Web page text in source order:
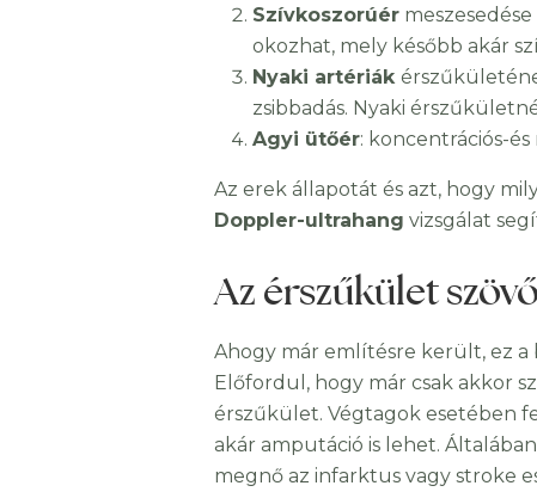
Szívkoszorúér
okozhat, mely később akár
Nyaki artériák
zsibbadás. Nyaki
Agyi ütőér: koncentrációs-
Az erek állapotát és azt, hogy
Doppler-ultrahang vizsgálat
Az érszűkület
Ahogy már említésre került, ez
Előfordul, hogy már csak akkor
érszűkület. Végtagok esetében
akár amputáció is lehet.
megnő az infarktus vagy stroke